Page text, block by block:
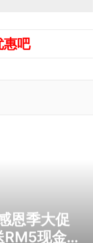
吧
恩季大促
现金券